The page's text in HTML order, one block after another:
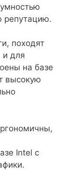
репутацию.
походят
и для
на базе
высокую
Intel с